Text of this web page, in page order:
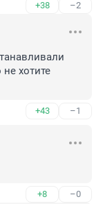
+38 –2
хотите
+43 –1
+8 –0